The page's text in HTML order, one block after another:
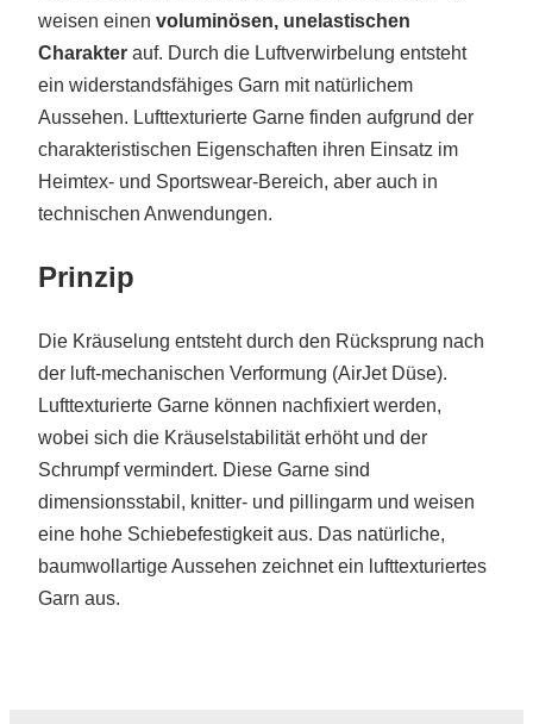
weisen einen voluminösen, unelastischen
Charakter auf. Durch die Luftverwirbelung entsteht
ein widerstandsfähiges Garn mit natürlichem
Aussehen. Lufttexturierte Garne finden aufgrund der
charakteristischen Eigenschaften ihren Einsatz im
Heimtex- und Sportswear-Bereich, aber auch in
technischen Anwendungen.
Prinzip
Die Kräuselung entsteht durch den Rücksprung nach
der luft-mechanischen Verformung (AirJet Düse).
Lufttexturierte Garne können nachfixiert werden,
wobei sich die Kräuselstabilität erhöht und der
Schrumpf vermindert. Diese Garne sind
dimensionsstabil, knitter- und pillingarm und weisen
eine hohe Schiebefestigkeit aus. Das natürliche,
baumwollartige Aussehen zeichnet ein lufttexturiertes
Garn aus.